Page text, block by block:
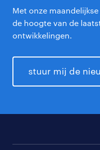
Met onze
de hoogte van de
ontwikkelingen.
stuur mij de